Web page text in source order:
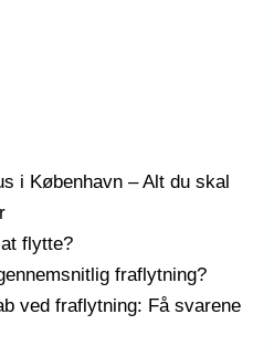
i København – Alt du skal
flytte?
fraflytning?
ved fraflytning: Få svarene